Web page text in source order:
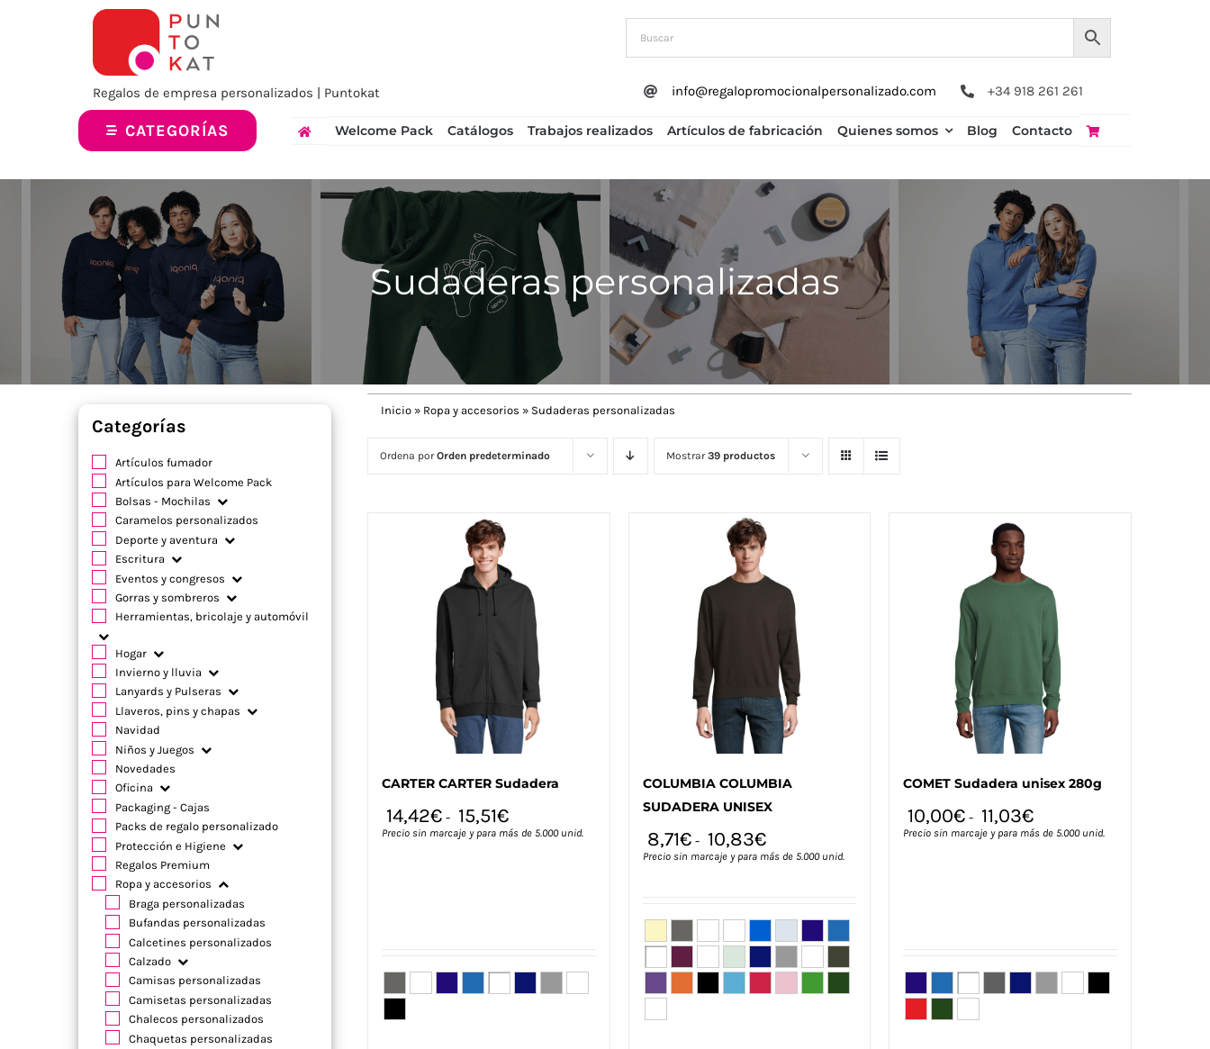
Regalos de empresa personalizados | Puntokat info@regalopromocionalpersonalizado.com +34 918 261 261
CATEGORÍAS Welcome Pack Catálogos Trabajos realizados Artículos de fabricación Quienes somos Blog Contacto
Sudaderas personalizadas
Inicio» Ropa y accesorios » Sudaderas personalizadas
Ordena porOrden predeterminado Mostrar39 productos
CARTER CARTER Sudadera
14,42€- 15,51€
Precio sin marcaje y para más de 5.000 unid.
COLUMBIA COLUMBIA
SUDADERA UNISEX
8,71€- 10,83€
Precio sin marcaje y para más de 5.000 unid.
COMET Sudadera unisex 280g
10,00€ - 11,03€
Precio sin marcaje y para más de 5.000 unid.
Categorías
Artículos fumador
Artículos para Welcome Pack
Bolsas - Mochilas
Caramelos personalizados
Deporte y aventura
Escritura
Eventos y congresos
Gorras y sombreros
Herramientas, bricolaje y automóvil
Hogar
Invierno y lluvia
Lanyards y Pulseras
Llaveros, pins y chapas
Navidad
Niños y Juegos
Novedades
Oficina
Packaging - Cajas
Packs de regalo personalizado
Protección e Higiene
Regalos Premium
Ropa y accesorios
Braga personalizadas
Bufandas personalizadas
Calcetines personalizados
Calzado
Camisas personalizadas
Camisetas personalizadas
Chalecos personalizados
Chaquetas personalizadas